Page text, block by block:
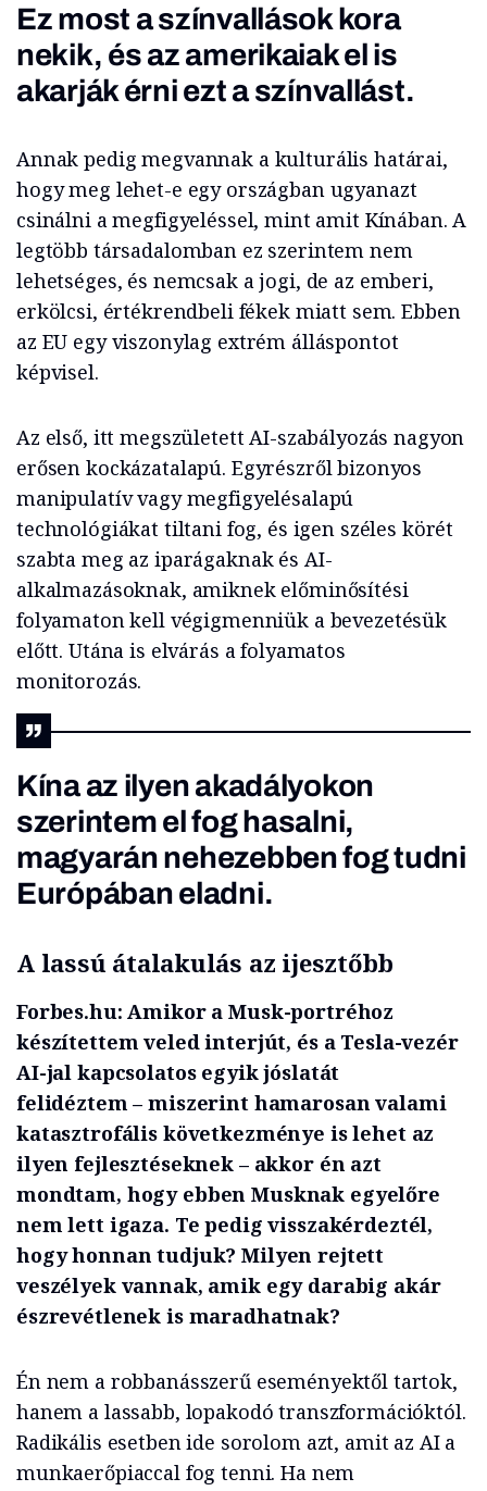
Ez most a színvallások kora
nekik, és az amerikaiak el is
akarják érni ezt a színvallást.
Annak pedig megvannak a kulturális határai,
hogy meg lehet-e egy országban ugyanazt
csinálni a megfigyeléssel, mint amit Kínában. A
legtöbb társadalomban ez szerintem nem
lehetséges, és nemcsak a jogi, de az emberi,
erkölcsi, értékrendbeli fékek miatt sem.Ebben
az EU egy viszonylag extrém álláspontot
képvisel.
Az első, itt megszületett AI-szabályozás nagyon
erősen kockázatalapú. Egyrészrőlbizonyos
manipulatív vagy megfigyelésalapú
technológiákat tiltani fog, és igen széles körét
szabta meg az iparágaknak és AI-
alkalmazásoknak, amiknek előminősítési
folyamaton kell végigmenniüka bevezetésük
előtt. Utána is elvárás a folyamatos
monitorozás.
Kína az ilyen akadályokon
szerintem el fog hasalni,
magyarán nehezebben fog tudni
Európában eladni.
A lassú átalakulás az ijesztőbb
Forbes.hu: Amikor aMusk-portréhoz
készítettem veled interjút, és a Tesla-vezér
AI-jal kapcsolatos egyik jóslatát
felidéztem – miszerint hamarosan valami
katasztrofális következménye is lehet az
ilyen fejlesztéseknek – akkor én azt
mondtam, hogy ebbenMusknak egyelőre
nem lett igaza. Te pedig visszakérdeztél,
hogy honnan tudjuk? Milyen rejtett
veszélyek vannak, amik egy darabig akár
észrevétlenek is maradhatnak?
Én nem a robbanásszerű eseményektől tartok,
hanem a lassabb, lopakodótranszformációktól.
Radikális esetben ide sorolom azt, amit az AI a
munkaerőpiaccal fog tenni. Ha nem